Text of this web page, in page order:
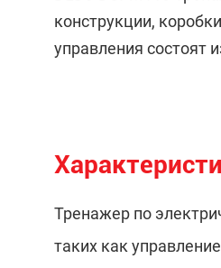
конструкции,
управления состоят
Тренажер по
таких как